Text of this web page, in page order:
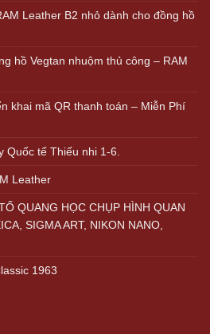
Leather B2 nhỏ dành cho đồng hồ
hồ Vegtan nhuộm thủ công – RAM
khai mã QR thanh toán – Miễn Phí
Quốc tế Thiếu nhi 1-6.
Leather
QUANG HỌC CHỤP HÌNH QUAN
SIGMA ART, NIKON NANO,
1963